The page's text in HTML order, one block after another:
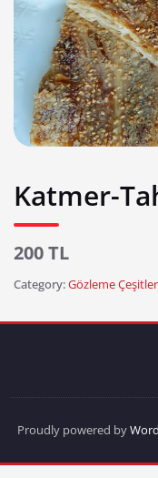
Katmer-
200 TL
Category:Gözleme
Proudly powered by